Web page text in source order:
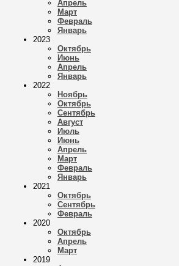
Апрель
Март
Февраль
Январь
2023
Октябрь
Июнь
Апрель
Январь
2022
Ноябрь
Октябрь
Сентябрь
Август
Июль
Июнь
Апрель
Март
Февраль
Январь
2021
Октябрь
Сентябрь
Февраль
2020
Октябрь
Апрель
Март
2019